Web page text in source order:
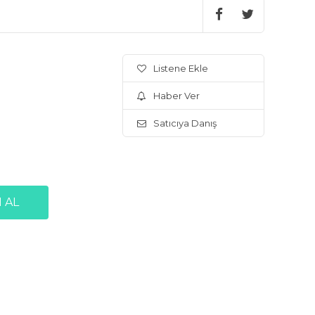
Listene Ekle
Haber Ver
Satıcıya Danış